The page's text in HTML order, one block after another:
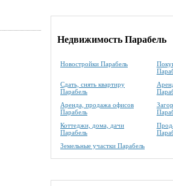
Недвижимость Парабель
Новостройки Парабель
Сдать, снять квартиру
Парабель
Аренда, продажа офисов
Парабель
Коттеджи, дома, дачи
Парабель
Земельные участки Парабель